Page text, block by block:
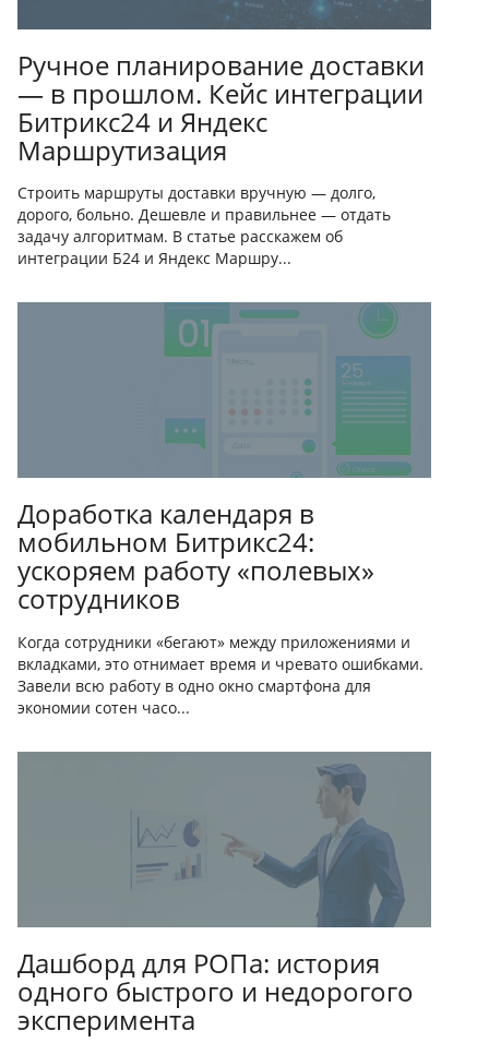
Ручное планирование доставки
— в прошлом. Кейс интеграции
Битрикс24 и Яндекс
Маршрутизация
Строить маршруты доставки вручную — долго,
дорого, больно. Дешевле и правильнее — отдать
задачу алгоритмам. В статье расскажем об
интеграции Б24 и Яндекс Маршру...
Доработка календаря в
мобильном Битрикс24:
ускоряем работу «полевых»
сотрудников
Когда сотрудники «бегают» между приложениями и
вкладками, это отнимает время и чревато ошибками.
Завели всю работу в одно окно смартфона для
экономии сотен часо...
Дашборд для РОПа: история
одного быстрого и недорогого
эксперимента